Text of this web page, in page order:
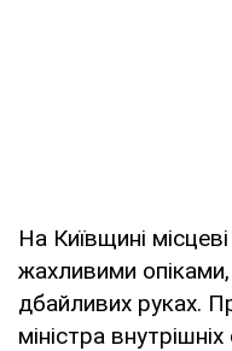
На Київщині
жахливими
дбайливих руках.
міністра